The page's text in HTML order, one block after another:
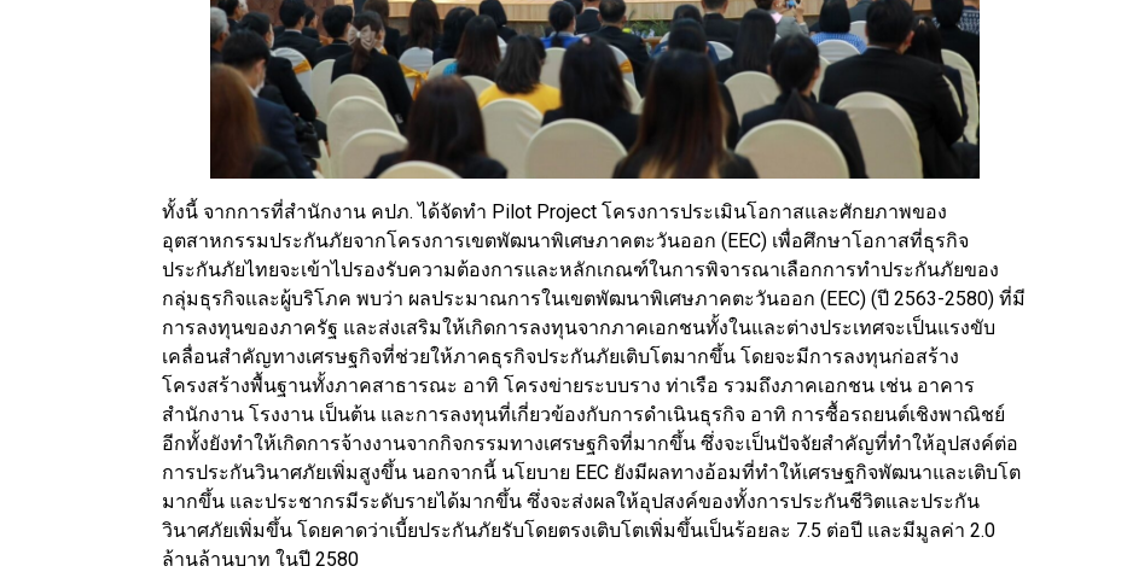
ทั้งนี้ จากการที่สำนักงาน คปภ. ได้จัดทำ Pilot Project โครงการประเมินโอกาสและศักยภาพของ
อุตสาหกรรมประกันภัยจากโครงการเขตพัฒนาพิเศษภาคตะวันออก (EEC) เพื่อศึกษาโอกาสที่ธุรกิจ
ประกันภัยไทยจะเข้าไปรองรับความต้องการและหลักเกณฑ์ในการพิจารณาเลือกการทำประกันภัยของ
กลุ่มธุรกิจและผู้บริโภค พบว่า ผลประมาณการในเขตพัฒนาพิเศษภาคตะวันออก (EEC) (ปี 2563-2580) ที่มี
การลงทุนของภาครัฐ และส่งเสริมให้เกิดการลงทุนจากภาคเอกชนทั้งในและต่างประเทศจะเป็นแรงขับ
เคลื่อนสำคัญทางเศรษฐกิจที่ช่วยให้ภาคธุรกิจประกันภัยเติบโตมากขึ้น โดยจะมีการลงทุนก่อสร้าง
โครงสร้างพื้นฐานทั้งภาคสาธารณะ อาทิ โครงข่ายระบบราง ท่าเรือ รวมถึงภาคเอกชน เช่น อาคาร
สำนักงาน โรงงาน เป็นต้น และการลงทุนที่เกี่ยวข้องกับการดำเนินธุรกิจ อาทิ การซื้อรถยนต์เชิงพาณิชย์
อีกทั้งยังทำให้เกิดการจ้างงานจากกิจกรรมทางเศรษฐกิจที่มากขึ้น ซึ่งจะเป็นปัจจัยสำคัญที่ทำให้อุปสงค์ต่อ
การประกันวินาศภัยเพิ่มสูงขึ้น นอกจากนี้ นโยบาย EEC ยังมีผลทางอ้อมที่ทำให้เศรษฐกิจพัฒนาและเติบโต
มากขึ้น และประชากรมีระดับรายได้มากขึ้น ซึ่งจะส่งผลให้อุปสงค์ของทั้งการประกันชีวิตและประกัน
วินาศภัยเพิ่มขึ้น โดยคาดว่าเบี้ยประกันภัยรับโดยตรงเติบโตเพิ่มขึ้นเป็นร้อยละ 7.5 ต่อปี และมีมูลค่า 2.0
ล้านล้านบาท ในปี 2580